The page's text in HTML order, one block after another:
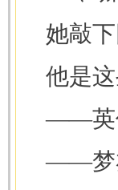
她敲
他是
——英
——梦